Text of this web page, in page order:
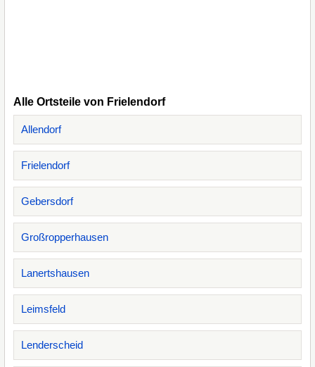
Alle Ortsteile von Frielendorf
Allendorf
Frielendorf
Gebersdorf
Großropperhausen
Lanertshausen
Leimsfeld
Lenderscheid